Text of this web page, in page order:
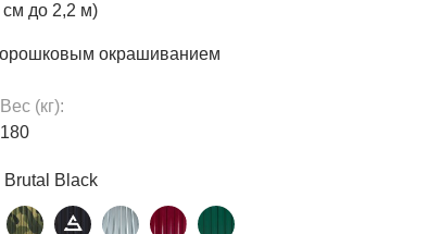
см до 2,2 м)
окрашиванием
Вес (кг):
180
Brutal Black